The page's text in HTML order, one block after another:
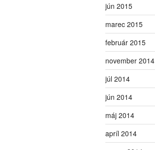
jún 2015
marec 2015
február 2015
november 2014
júl 2014
jún 2014
máj 2014
apríl 2014